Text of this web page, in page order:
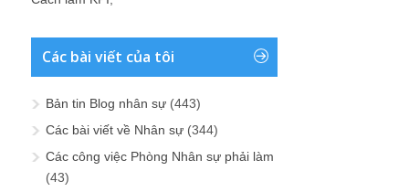
Các bài viết của tôi
Bản tin Blog nhân sự (443)
Các bài viết về Nhân sự (344)
Các công việc Phòng Nhân sự phải làm
(43)